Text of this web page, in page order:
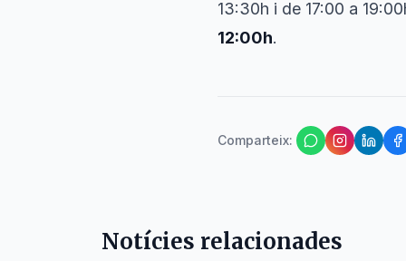
13:30h i de 17:00 a
12:00h.
Comparteix:
Notícies relacionades